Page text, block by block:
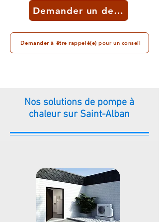
Demander un devis
Demander à être rappelé(e) pour un conseil
Nos solutions de pompe à
chaleur sur Saint-Alban